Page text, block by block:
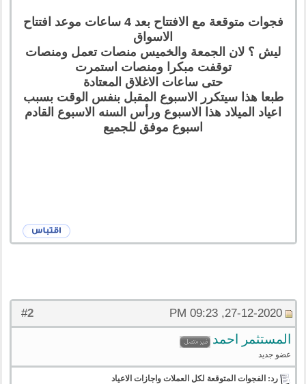
فجوات متوقعة مع الافتتاح بعد 4 ساعات موعد افتتاح
الاسواق
ليش ؟ لان الجمعة والخميس منصات تعمل ومنصات
توقفت مبكرا ومنصات استمرت
حتى ساعات الاغلاق المعتادة
طبعا هذا سيتكرر الاسبوع المقبل بنفس الوقت بسبب
اعياد الميلاد هذا الاسبوع ورأس السنه الاسبوع القادم
اسبوع موفق للجميع
#
2 27-12-2020, 09:23 PM
المستثمر احمد
عضو جديد
رد: الفجوات المتوقعة لكل العملات واجازات الاعياد